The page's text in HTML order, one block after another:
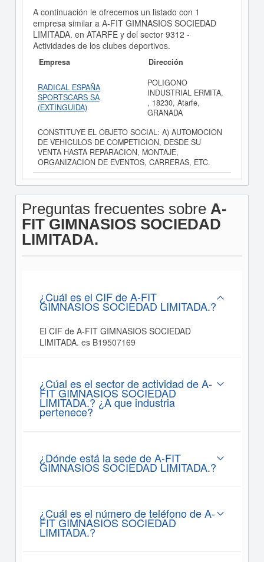
A continuación le ofrecemos un listado con 1
empresa similar a A-FIT GIMNASIOS SOCIEDAD
LIMITADA. en ATARFE y del sector 9312 -
Actividades de los clubes deportivos.
Empresa Dirección
RADICAL ESPAÑA
SPORTSCARS SA
(EXTINGUIDA)
POLIGONO
INDUSTRIAL ERMITA,
, 18230, Atarfe,
GRANADA
CONSTITUYE EL OBJETO SOCIAL: A) AUTOMOCION
DE VEHICULOS DE COMPETICION, DESDE SU
VENTA HASTA REPARACION, MONTAJE,
ORGANIZACION DE EVENTOS, CARRERAS, ETC.
Preguntas frecuentes sobre A-
FIT GIMNASIOS SOCIEDAD
LIMITADA.
¿Cuál es el CIF de A-FIT
GIMNASIOS SOCIEDAD LIMITADA.?
El CIF de A-FIT GIMNASIOS SOCIEDAD
LIMITADA. es B19507169
¿Cúal es el sector de actividad de A-
FIT GIMNASIOS SOCIEDAD
LIMITADA.? ¿A que industria
pertenece?
¿Dónde está la sede de A-FIT
GIMNASIOS SOCIEDAD LIMITADA.?
¿Cuál es el número de teléfono de A-
FIT GIMNASIOS SOCIEDAD
LIMITADA.?